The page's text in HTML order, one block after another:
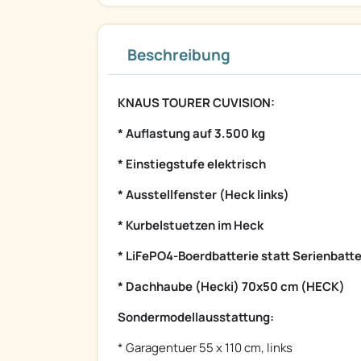
Beschreibung
KNAUS TOURER CUVISION:
* Auflastung auf 3.500 kg
* Einstiegstufe elektrisch
* Ausstellfenster (Heck links)
* Kurbelstuetzen im Heck
* LiFePO4-Boerdbatterie statt
* Dachhaube (Hecki) 70x50 cm (HECK)
Sondermodellausstattung:
* Garagentuer 55 x 110 cm, links